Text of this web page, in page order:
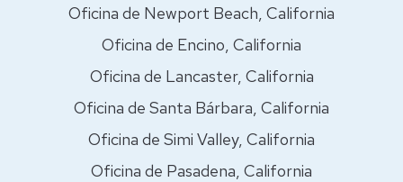
Oficina de Newport Beach, California
Oficina de Encino, California
Oficina de Lancaster, California
Oficina de Santa Bárbara, California
Oficina de Simi Valley, California
Oficina de Pasadena, California